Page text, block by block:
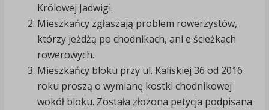
Królowej Jadwigi.
Mieszkańcy zgłaszają problem rowerzystów,
którzy jeżdżą po chodnikach, ani e ścieżkach
rowerowych.
Mieszkańcy bloku przy ul. Kaliskiej 36 od 2016
roku proszą o wymianę kostki chodnikowej
wokół bloku. Została złożona petycja podpisana